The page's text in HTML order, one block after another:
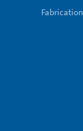
Fabrication